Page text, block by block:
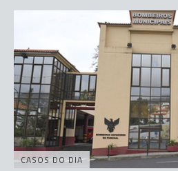
CASOS DO DIA